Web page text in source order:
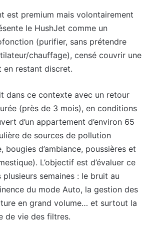
est premium mais volontairement
le HushJet comme un
(purifier, sans prétendre
chauffage), censé couvrir une
en restant discret.
dans ce contexte avec un retour
(près de 3 mois), en conditions
d’un appartement d’environ 65
de sources de pollution
bougies d’ambiance, poussières et
L’objectif est d’évaluer ce
semaines : le bruit au
du mode Auto, la gestion des
en grand volume… et surtout la
de vie des filtres.